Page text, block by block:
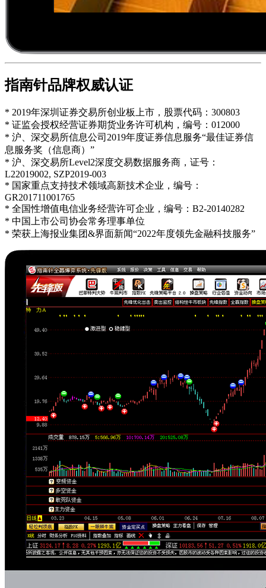
指南针品牌权威认证
* 2019年深圳证券交易所创业板上市，股票代码：300803
* 证监会授权经营证券期货业务许可机构，编号：012000
* 沪、深交易所信息公司2019年度证券信息服务“最佳证券信
息服务奖（信息商）”
* 沪、深交易所Level2深度交易数据服务商，证号：
L22019002, SZP2019-003
* 国家重点支持技术领域高新技术企业，编号：
GR201711001765
* 全国性增值电信业务经营许可企业，编号：B2-20140282
* 中国上市公司协会常务理事单位
* 荣获上海报业集团&界面新闻“2022年度领先金融科技服务”